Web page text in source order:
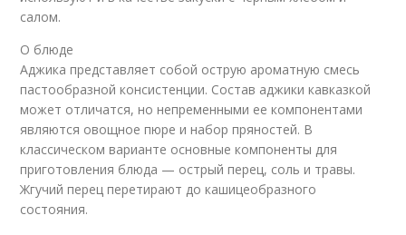
салом.
О блюде
Аджика представляет собой острую ароматную смесь
пастообразной консистенции. Состав аджики кавказкой
может отличатся, но непременными ее компонентами
являются овощное пюре и набор пряностей. В
классическом варианте основные компоненты для
приготовления блюда — острый перец, соль и травы.
Жгучий перец перетирают до кашицеобразного
состояния.